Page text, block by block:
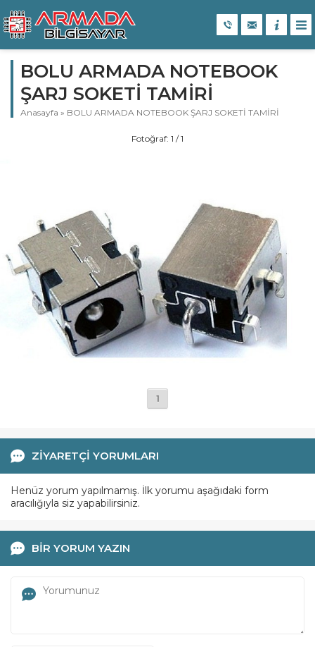
BOLU ARMADA NOTEBOOK
ŞARJ SOKETİ TAMİRİ
Anasayfa » BOLU ARMADA NOTEBOOK ŞARJ SOKETİ TAMİRİ
Fotoğraf: 1 / 1
1
ZİYARETÇİ YORUMLARI
Henüz yorum yapılmamış. İlk yorumu aşağıdaki form
aracılığıyla siz yapabilirsiniz.
BİR YORUM YAZIN